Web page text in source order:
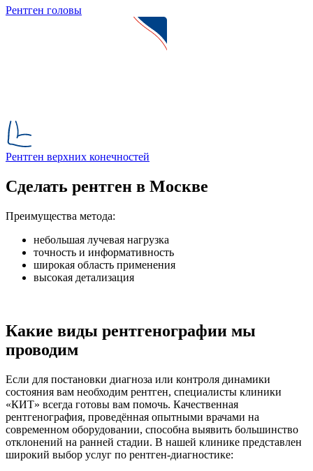
Рентген головы
Рентген верхних конечностей
Сделать рентген в Москве
Преимущества метода:
небольшая лучевая нагрузка
точность и информативность
широкая область применения
высокая детализация
Какие виды рентгенографии мы
проводим
Если для постановки диагноза или контроля динамики
состояния вам необходим рентген, специалисты клиники
«КИТ» всегда готовы вам помочь. Качественная
рентгенография, проведённая опытными врачами на
современном оборудовании, способна выявить большинство
отклонений на ранней стадии. В нашей клинике представлен
широкий выбор услуг по рентген-диагностике: